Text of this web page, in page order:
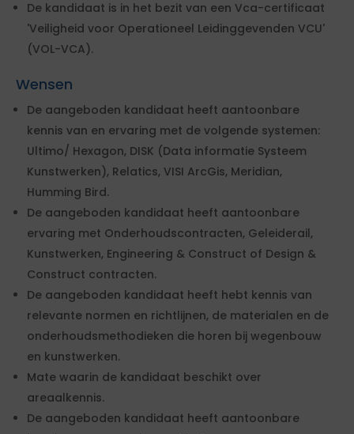
De kandidaat is in het bezit van een Vca-certificaat
'Veiligheid voor Operationeel Leidinggevenden VCU'
(VOL-VCA).
Wensen
De aangeboden kandidaat heeft aantoonbare
kennis van en ervaring met de volgende systemen:
Ultimo/ Hexagon, DISK (Data informatie Systeem
Kunstwerken), Relatics, VISI ArcGis, Meridian,
Humming Bird.
De aangeboden kandidaat heeft aantoonbare
ervaring met Onderhoudscontracten, Geleiderail,
Kunstwerken, Engineering & Construct of Design &
Construct contracten.
De aangeboden kandidaat heeft hebt kennis van
relevante normen en richtlijnen, de materialen en de
onderhoudsmethodieken die horen bij wegenbouw
en kunstwerken.
Mate waarin de kandidaat beschikt over
areaalkennis.
De aangeboden kandidaat heeft aantoonbare